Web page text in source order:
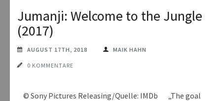
Jumanji: Welcome to the Jungle
(2017)
AUGUST 17TH, 2018 MAIK HAHN
0 KOMMENTARE
© Sony Pictures Releasing/Quelle: IMDb „The goal